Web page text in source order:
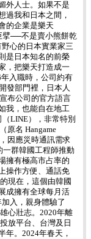
外人士。如果不是
過我和日本之間，
的企業是樂天
擘──不是賣小熊餅乾
心的日本實業家三
是日本知名的前榮
，把樂天打造成一
入職時，公司約有
發部門裡，日本人
布公司的官方語言
我，也能自在地工
LINE），非常特別
原名 Hangame
因應災時通訊需求
一群韓國工程師推動
擁有極高市占率的
操作方便、通話免
現在，這個由韓國
成擁有全球每月活
入，親身體驗了
心壯志。2020年離
放平台、台灣及日
年。2024年春天，